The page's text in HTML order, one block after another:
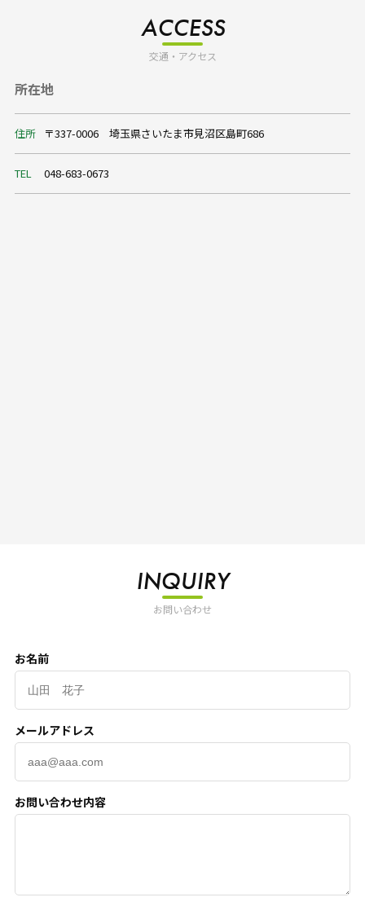
ACCESS
交通・アクセス
所在地
住所 〒337-0006 埼玉県さいたま市見沼区島町686
TEL 048-683-0673
INQUIRY
お問い合わせ
お名前
メールアドレス
お問い合わせ内容